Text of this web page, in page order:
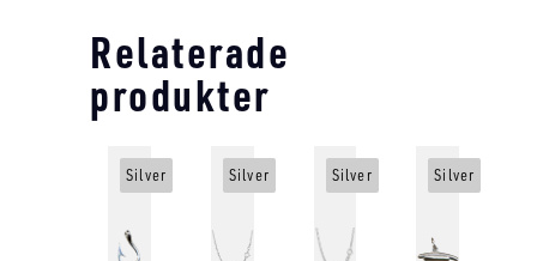
Relaterade
produkter
Silver Silver Silver Silver